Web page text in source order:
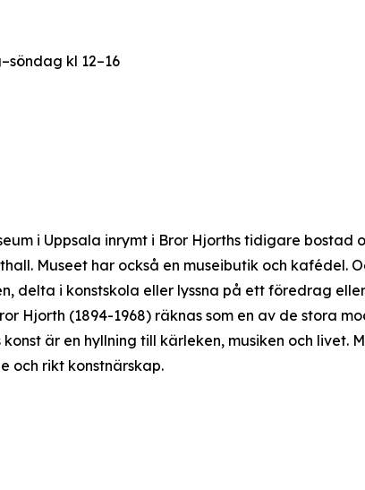
kl 12–16
i Uppsala inrymt i Bror Hjorths tidigare
Museet har också en museibutik och kafédel.
delta i konstskola eller lyssna på ett föredrag
Hjorth (1894-1968) räknas som en av de stora
är en hyllning till kärleken, musiken och
och rikt konstnärskap.